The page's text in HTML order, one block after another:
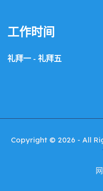
工作时间
礼拜一 - 礼拜五
Copyright © 2026 - All